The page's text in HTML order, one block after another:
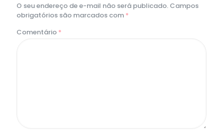
O seu endereço de e-mail não será publicado. Campos
obrigatórios são marcados com *
Comentário *